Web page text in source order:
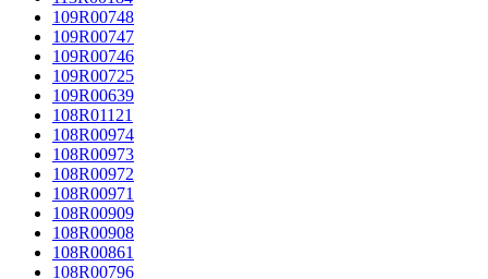
109R00748
109R00747
109R00746
109R00725
109R00639
108R01121
108R00974
108R00973
108R00972
108R00971
108R00909
108R00908
108R00861
108R00796